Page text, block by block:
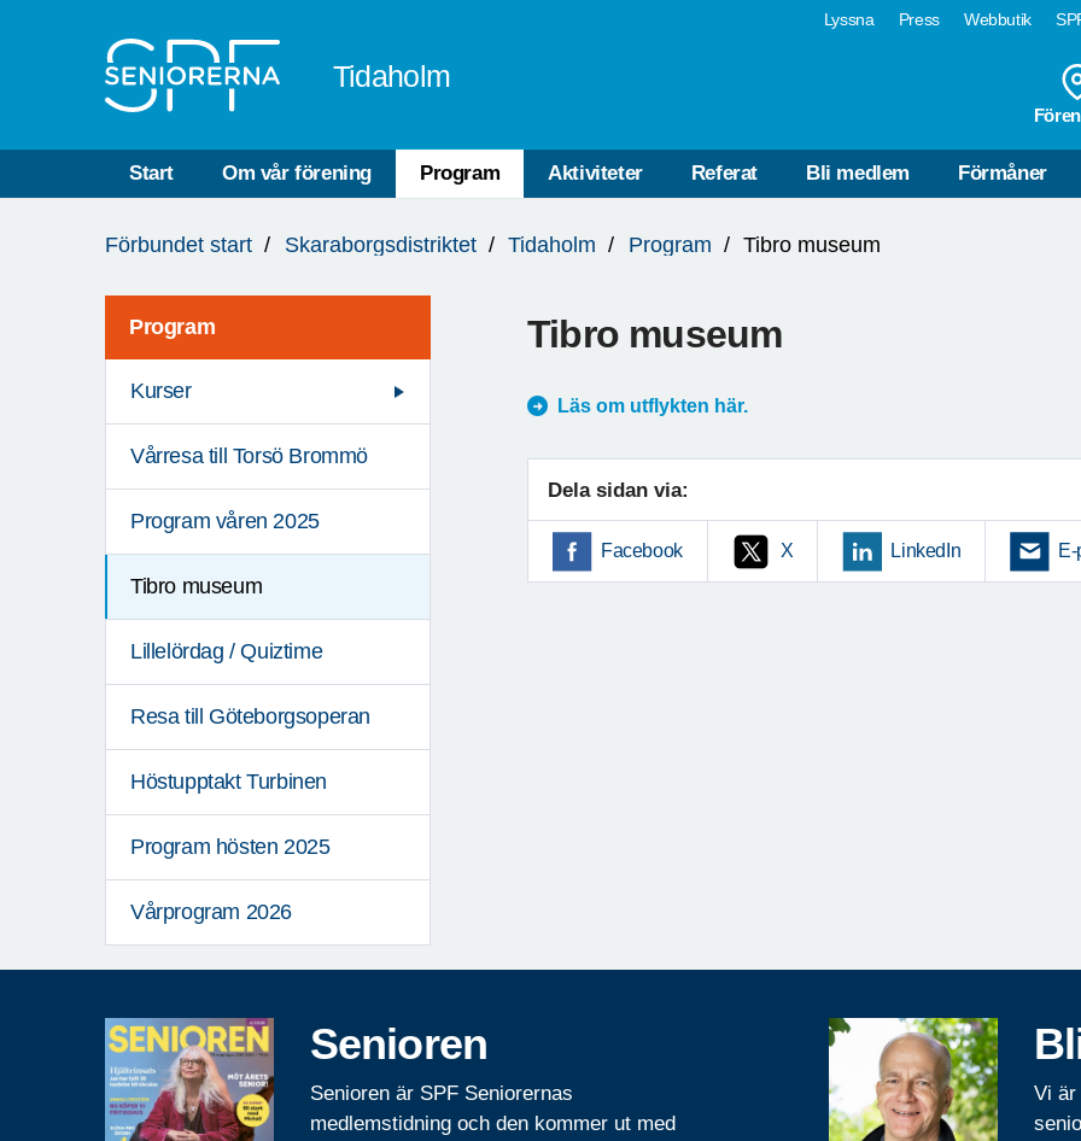
Lyssna Press Webbutik
Tidaholm
Start Om vår förening Program Aktiviteter Referat Bli medlem Förmåner
är
Förbundet start Skaraborgsdistriktet Tidaholm Program Tibro museum
Program
Kurser
Vårresa till Torsö Brommö
Program våren 2025
Tibro museum
Lillelördag / Quiztime
Resa till Göteborgsoperan
Höstupptakt Turbinen
Program hösten 2025
Vårprogram 2026
Tibro museum
Läs om utflykten här.
Dela sidan via:
Facebook X LinkedIn
Senioren
Senioren är SPF Seniorernas
medlemstidning och den kommer ut med
Vi är